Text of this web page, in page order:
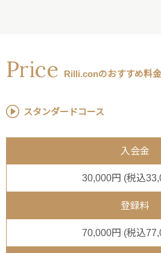
Price Rilli.conのおすすめ料
スタンダードコース
入会金
30,000円 (税込
登録料
70,000円 (税込